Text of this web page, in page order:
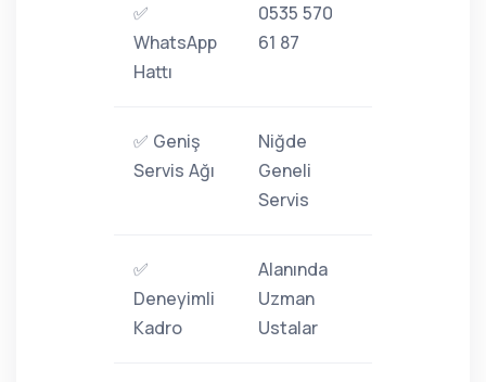
✅
WhatsApp
Hattı
0535 570
61 87
✅ Geniş
Servis Ağı
Niğde
Geneli
Servis
✅
Deneyimli
Kadro
Alanında
Uzman
Ustalar